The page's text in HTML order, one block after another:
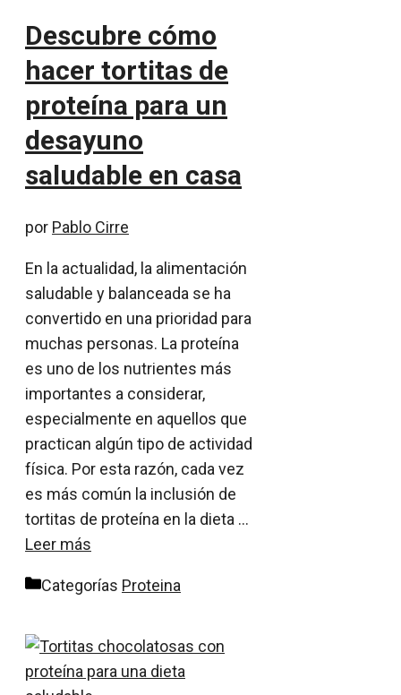
Descubre cómo
hacer tortitas de
proteína para un
desayuno
saludable en casa
por Pablo Cirre
En la actualidad, la alimentación
saludable y balanceada se ha
convertido en una prioridad para
muchas personas. La proteína
es uno de los nutrientes más
importantes a considerar,
especialmente en aquellos que
practican algún tipo de actividad
física. Por esta razón, cada vez
es más común la inclusión de
tortitas de proteína en la dieta …
Leer más
Categorías Proteina